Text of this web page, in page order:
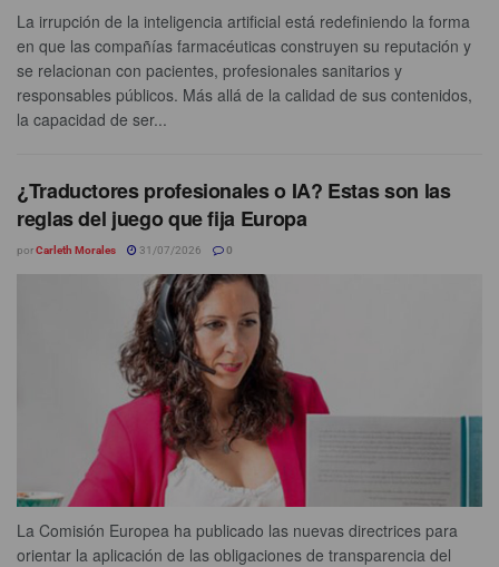
La irrupción de la inteligencia artificial está redefiniendo la forma
en que las compañías farmacéuticas construyen su reputación y
se relacionan con pacientes, profesionales sanitarios y
responsables públicos. Más allá de la calidad de sus contenidos,
la capacidad de ser...
¿Traductores profesionales o IA? Estas son las
reglas del juego que fija Europa
porCarleth Morales 31/07/2026 0
La Comisión Europea ha publicado las nuevas directrices para
orientar la aplicación de las obligaciones de transparencia del